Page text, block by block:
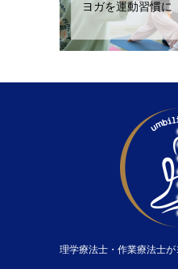
ヨガを運動習慣に
理学療法士・作業療法士が